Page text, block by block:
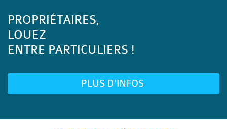
PROPRIÉTAIRES,
LOUEZ
ENTRE PARTICULIERS !
PLUS D'INFOS